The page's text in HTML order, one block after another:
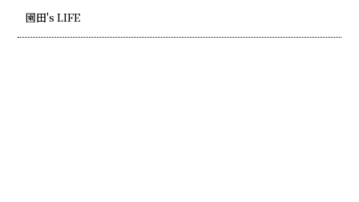
園田's LIFE